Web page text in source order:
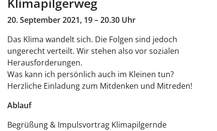
20. September 2021, 19 – 20.30 Uhr
Das Klima wandelt sich. Die Folgen sind jedoch
ungerecht verteilt. Wir stehen also vor sozialen
Herausforderungen.
Was kann ich persönlich auch im Kleinen tun?
Herzliche Einladung zum Mitdenken und Mitreden!
Ablauf
Begrüßung & Impulsvortrag Klimapilgernde